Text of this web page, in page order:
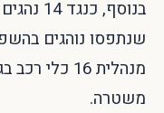
בנוסף,
שנתפסו נוהגים
מנהלית 16
משטרה.